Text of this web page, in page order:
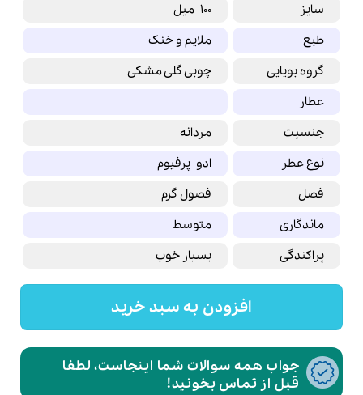
سایز
100 میل
طبع
ملایم و خنک
گروه بویایی
چوبی گلی مشکی
عطار
جنسیت
مردانه
نوع عطر
ادو پرفیوم
فصل
فصول گرم
ماندگاری
متوسط
پراکندگی
بسیار خوب
افزودن به سبد خرید
جواب همه سوالات شما اینجاست، لطفا
قبل از تماس بخونید!